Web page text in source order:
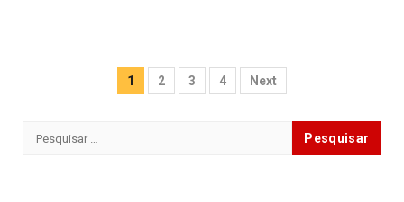
Paginação
1 2 3 4 Next
Pesquisar